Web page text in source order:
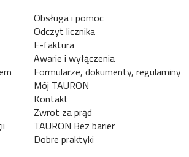
Obsługa i pomoc
Odczyt licznika
E-faktura
Awarie i wyłączenia
Formularze, dokumenty, regulaminy
Mój TAURON
Kontakt
Zwrot za prąd
TAURON Bez barier
Dobre praktyki